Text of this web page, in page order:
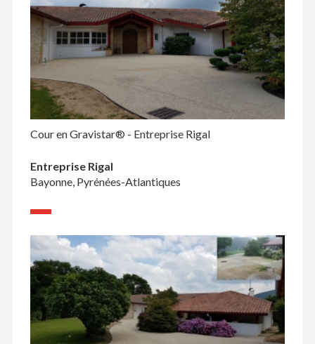
Cour en Gravistar® - Entreprise Rigal
Entreprise Rigal
Bayonne, Pyrénées-Atlantiques